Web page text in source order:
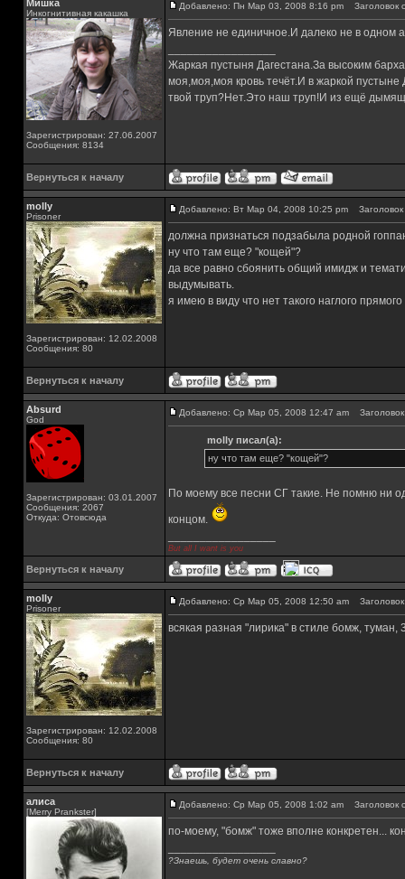
Мишка
Инкогнитивная какашка
Зарегистрирован: 27.06.2007
Сообщения: 8134
Добавлено: Пн Мар 03, 2008 8:16 pm Заголовок
Явление не единичное.И далеко не в одном
Жаркая пустыня Дагестана.За высоким
моя,моя,моя кровь течёт.И в жаркой
твой труп?Нет.Это наш труп!И из ещё
Вернуться к началу
molly
Prisoner
Зарегистрирован: 12.02.2008
Сообщения: 80
Добавлено: Вт Мар 04, 2008 10:25 pm
должна признаться подзабыла родной
ну что там еще? "кощей"?
да все равно сбоянить общий имидж и
выдумывать.
я имею в виду что нет такого наглого
Вернуться к началу
Absurd
God
Зарегистрирован: 03.01.2007
Сообщения: 2067
Откуда: Отовсюда
Добавлено: Ср Мар 05, 2008 12:47 am
molly писал(а):
ну что там еще? "кощей"?
По моему все песни СГ такие. Не помню ни
концом.
But all I want is you
Вернуться к началу
molly
Prisoner
Зарегистрирован: 12.02.2008
Сообщения: 80
Добавлено: Ср Мар 05, 2008 12:50 am
всякая разная "лирика" в стиле бомж, туман,
Вернуться к началу
алиса
[Merry Prankster]
Добавлено: Ср Мар 05, 2008 1:02 am Заголовок
по-моему, "бомж" тоже вполне конкретен...
?Знаешь, будет очень славно?